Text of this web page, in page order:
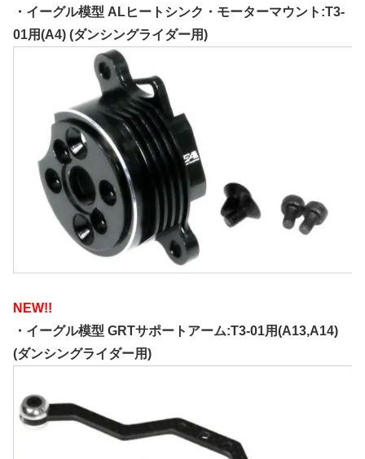
・イーグル模型 ALヒートシンク・モーターマウント:T3-
01用(A4) (ダンシングライダー用)
NEW!!
・イーグル模型 GRTサポートアーム:T3-01用(A13,A14)
(ダンシングライダー用)